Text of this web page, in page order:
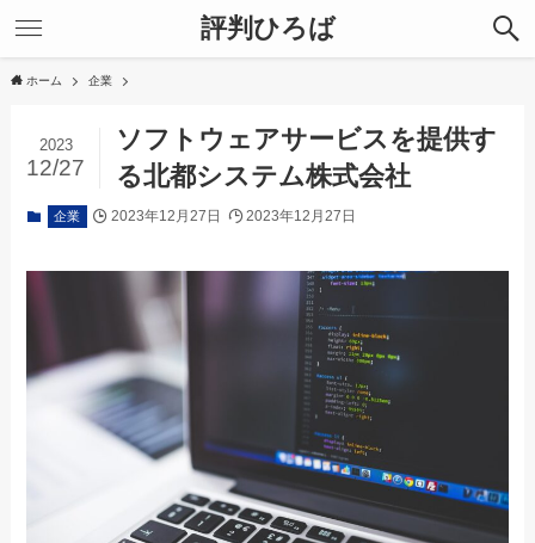
評判ひろば
ホーム 企業
ソフトウェアサービスを提供す
る北都システム株式会社
2023
12/27
企業 2023年12月27日 2023年12月27日